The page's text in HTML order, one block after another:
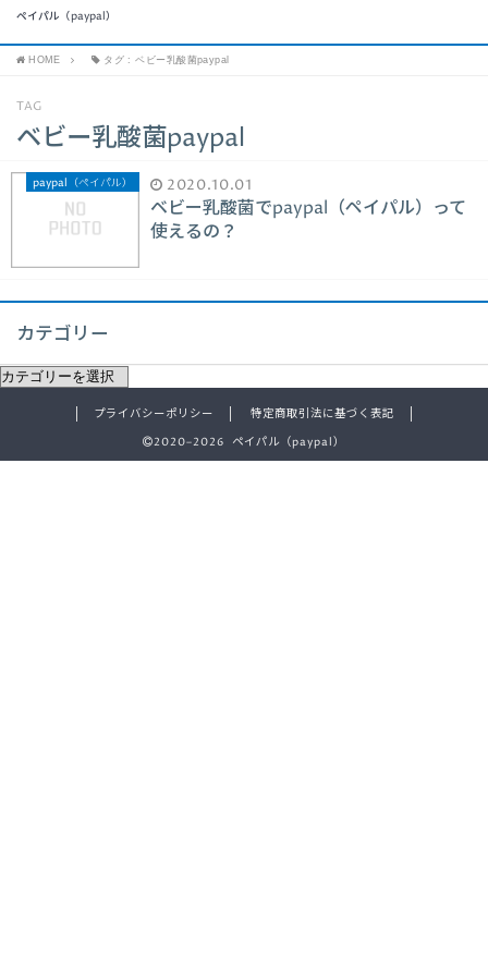
ペイパル（paypal）
HOME タグ : ベビー乳酸菌paypal
TAG
ベビー乳酸菌paypal
paypal（ペイパル） 2020.10.01
ベビー乳酸菌でpaypal（ペイパル）って
使えるの？
カテゴリー
プライバシーポリシー
特定商取引法に基づく表記
2020–2026 ペイパル（paypal）